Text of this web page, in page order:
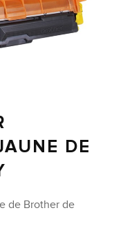
DE
de Brother de